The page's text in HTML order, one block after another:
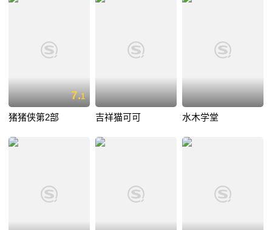
7.1
猪猪侠第2部 吉祥猫可可 水木学堂